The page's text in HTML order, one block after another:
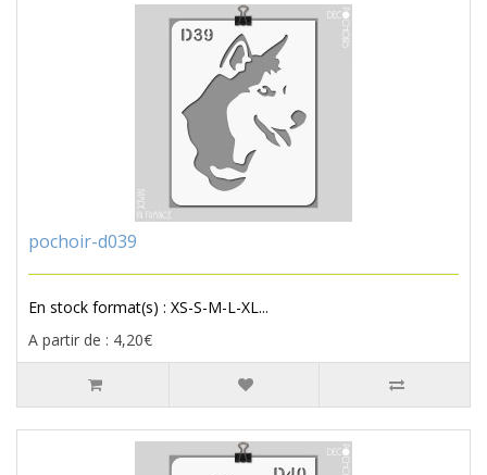
pochoir-d039
En stock format(s) : XS-S-M-L-XL...
A partir de : 4,20€